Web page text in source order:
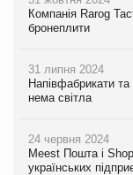
Компанія Rarog
бронеплити
31 липня 2024
Напівфабрикати та
нема світла
24 червня 2024
Meest Пошта і
українських